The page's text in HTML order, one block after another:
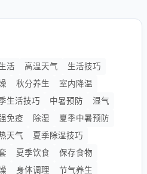
活 高温天气
生活技巧
秋分养生
室内降温
生活技巧 中暑预防
湿气
免疫 除湿
夏季中暑预防
天气
夏季除湿技巧
夏季饮食
保存食物
身体调理 节气养生